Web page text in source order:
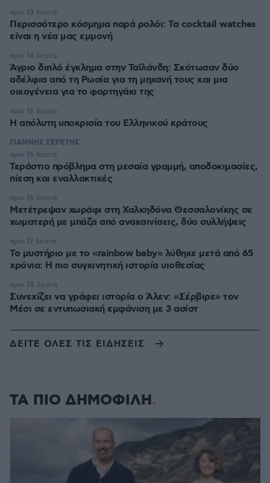
Περισσότερο κόσμημα παρά ρολόι: Τα cocktail watches
είναι η νέα μας εμμονή
πριν 13 λεπτά
Άγριο διπλό έγκλημα στην Ταϊλάνδη: Σκότωσαν δύο
αδέλφια από τη Ρωσία για τη μηχανή τους και μια
οικογένεια για το φορτηγάκι της
πριν 14 λεπτά
Η απόλυτη υποκρισία του Ελληνικού κράτους
πριν 16 λεπτά
ΓΙΑΝΝΗΣ ΣΕΡΕΤΗΣ
Τεράστιο πρόβλημα στη μεσαία γραμμή, αποδοκιμασίες,
πίεση και εναλλακτικές
πριν 16 λεπτά
Μετέτρεψαν χωράφι στη Χαλκηδόνα Θεσσαλονίκης σε
χωματερή με μπάζα από ανακαινίσεις, δύο συλλήψεις
πριν 16 λεπτά
Το μυστήριο με το «rainbow baby» λύθηκε μετά από 65
χρόνια: Η πιο συγκινητική ιστορία υιοθεσίας
πριν 17 λεπτά
Συνεχίζει να γράφει ιστορία ο Άλεν: «Σέρβιρε» τον
Μέσι σε εντυπωσιακή εμφάνιση με 3 ασίστ
πριν 18 λεπτά
ΔΕΙΤΕ ΟΛΕΣ ΤΙΣ ΕΙΔΗΣΕΙΣ
ΤΑ ΠΙΟ ΔΗΜΟΦΙΛΗ